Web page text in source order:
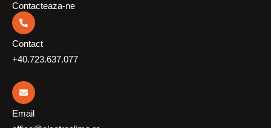
Contacteaza-ne
Contact
+40.723.637.077
Email